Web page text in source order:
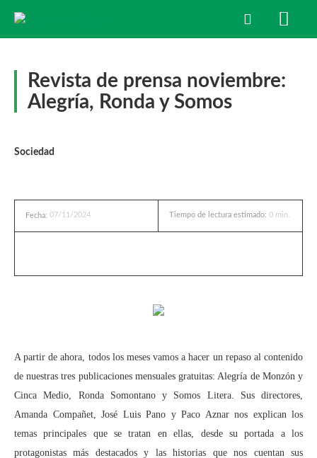
Revista de prensa noviembre:
Alegría, Ronda y Somos
Sociedad
Fecha: 07/11/2024 Tiempo de lectura estimado: 0 min.
A partir de ahora, todos los meses vamos a hacer un repaso al contenido
de nuestras tres publicaciones mensuales gratuitas: Alegría de Monzón y
Cinca Medio, Ronda Somontano y Somos Litera. Sus directores,
Amanda Compañet, José Luis Pano y Paco Aznar nos explican los
temas principales que se tratan en ellas, desde su portada a los
protagonistas más destacados y las historias que nos cuentan sus